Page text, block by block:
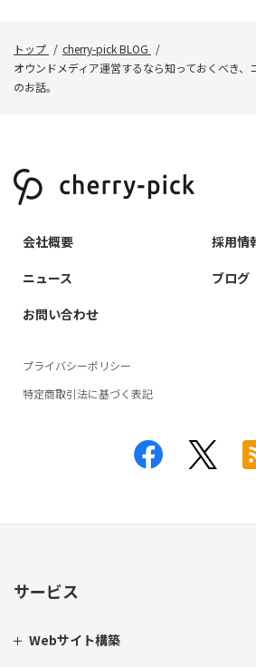
トップ
cherry-pick BLOG
オウンドメディア運営するなら知っておくべき
のお話。
サービス
Webサイト構築
会社概要
採用情
ニュース
ブログ
お問い合わせ
プライバシーポリシー
特定商取引法に基づく表記